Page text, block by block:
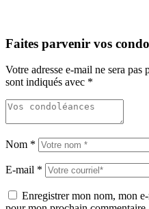
Faites parvenir vos
Votre adresse e-mail ne sera pas
sont indiqués avec *
Nom *
E-mail *
Enregistrer mon nom, mon